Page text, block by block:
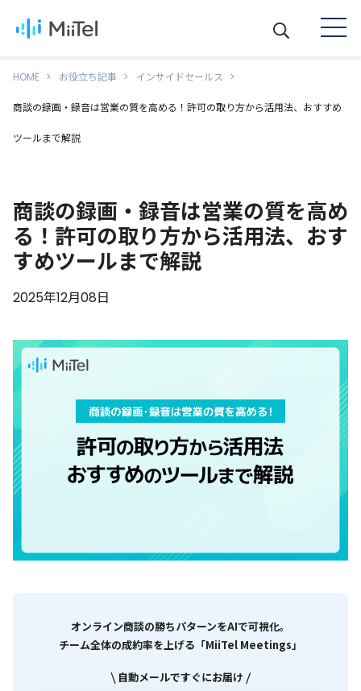
HOME お役立ち記事 インサイドセールス
商談の録画・録音は営業の質を高める！許可の取り方から活用法、おすすめ
ツールまで解説
商談の録画・録音は営業の質を高め
る！許可の取り方から活用法、おす
すめツールまで解説
2025年12月08日
オンライン商談の勝ちパターンをAIで可視化。
チーム全体の成約率を上げる「MiiTel Meetings」
自動メールですぐにお届け